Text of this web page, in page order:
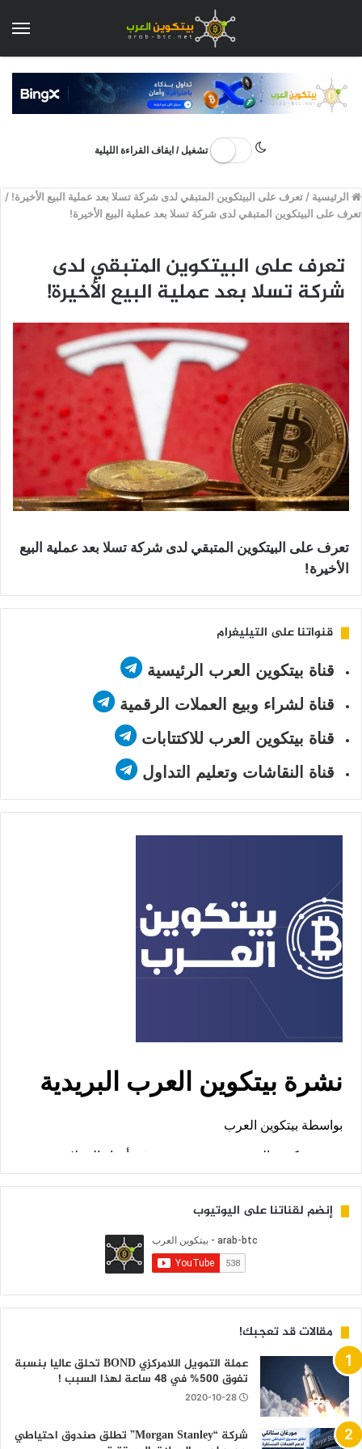
تشغيل / ايقاف القراءة الليلية
الرئيسية /تعرف على البيتكوين المتبقي لدى شركة تسلا بعد عملية البيع الأخيرة! /
تعرف على البيتكوين المتبقي لدى شركة تسلا بعد عملية البيع الأخيرة!
تعرف على البيتكوين المتبقي لدى
شركة تسلا بعد عملية البيع الأخيرة!
تعرف على البيتكوين المتبقي لدى شركة تسلا بعد عملية البيع
الأخيرة!
قنواتنا على التيليغرام
قناة بيتكوين العرب الرئيسية
قناة لشراء وبيع العملات الرقمية
قناة بيتكوين العرب للاكتتابات
قناة النقاشات وتعليم التداول
إنضم لقناتنا على اليوتيوب
مقالات قد تعجبك!
عملة التمويل اللامركزي BOND تحلق عاليا بنسبة
تفوق 500% في 48 ساعة لهذا السبب !
2020-10-28
شركة “Morgan Stanley” تطلق صندوق احتياطي